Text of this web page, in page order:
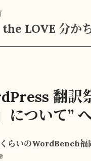
LOVE 分か
翻訳
について”
らいのWordBench福